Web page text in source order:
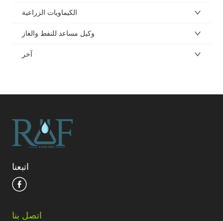
الكيماويات الزراعية
وكيل مساعد للنفط والغاز
آخر
اتبعنا
اتصل بنا